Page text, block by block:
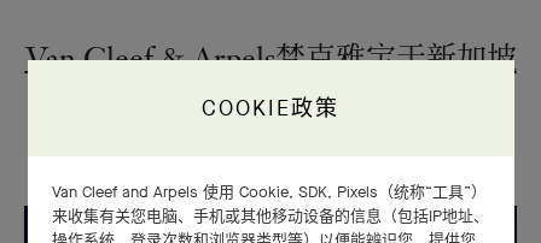
Van Cleef & Arpels梵克雅宝于新加坡
揭幕首间复式精品店
COOKIE政策
Van Cleef and Arpels 使用 Cookie, SDK, Pixels（统称“工具”）
来收集有关您电脑、手机或其他移动设备的信息（包括IP地址、